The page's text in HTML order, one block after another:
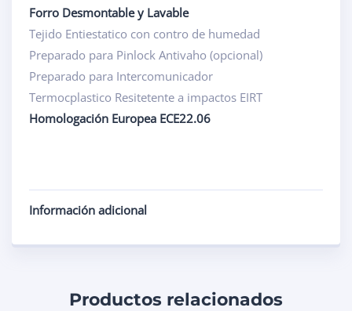
Forro Desmontable y Lavable
Tejido Entiestatico con contro de humedad
Preparado para Pinlock Antivaho (opcional)
Preparado para Intercomunicador
Termocplastico Resitetente a impactos EIRT
Homologación Europea ECE22.06
Información adicional
Productos relacionados